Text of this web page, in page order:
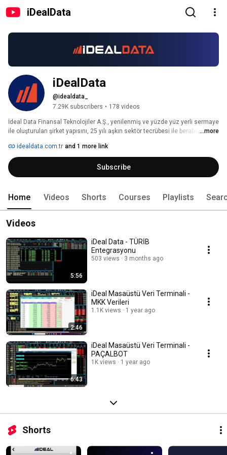
iDealData
iDealData
@idealdata_
7.29K subscribers • 178 videos
İdeal Data Finansal Teknolojiler A.Ş., yenilenmiş ve yüzde yüz yerli sermaye
ile oluşturulan şirket yapısını, 25 yılı aşkın sektör tecrübesi ile beraber ...more
idealdata.com.tr and 1 more link
Subscribe
Home Videos Shorts Courses Playlists
Videos
5:56
iDeal Data - TÜRİB
Entegrasyonu
503 views 3 months ago
2:46
iDeal Masaüstü Veri Terminali -
MKK Verileri
1.1K views 1 year ago
6:43
iDeal Masaüstü Veri Terminali -
PAÇALBOT
1K views 1 year ago
Shorts